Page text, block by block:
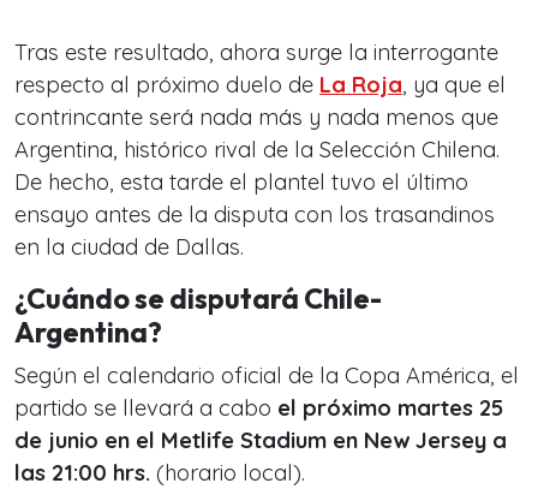
Tras este resultado, ahora surge la interrogante
respecto al próximo duelo de La Roja, ya que el
contrincante será nada más y nada menos que
Argentina, histórico rival de la Selección Chilena.
De hecho, esta tarde el plantel tuvo el último
ensayo antes de la disputa con los trasandinos
en la ciudad de Dallas.
¿Cuándo se disputará Chile-
Argentina?
Según el calendario oficial de la Copa América, el
partido se llevará a cabo el próximo martes 25
de junio en el Metlife Stadium en New Jersey a
las 21:00 hrs. (horario local).